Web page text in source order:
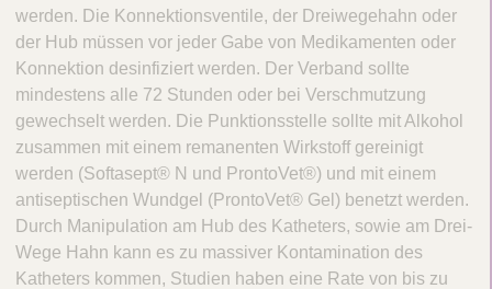
werden. Die Konnektionsventile, der Dreiwegehahn oder
der Hub müssen vor jeder Gabe von Medikamenten oder
Konnektion desinfiziert werden. Der Verband sollte
mindestens alle 72 Stunden oder bei Verschmutzung
gewechselt werden. Die Punktionsstelle sollte mit Alkohol
zusammen mit einem remanenten Wirkstoff gereinigt
werden (Softasept® N und ProntoVet®) und mit einem
antiseptischen Wundgel (ProntoVet® Gel) benetzt werden.
Durch Manipulation am Hub des Katheters, sowie am Drei-
Wege Hahn kann es zu massiver Kontamination des
Katheters kommen, Studien haben eine Rate von bis zu